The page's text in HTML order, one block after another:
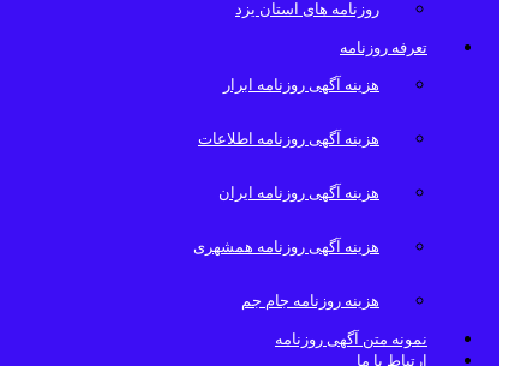
روزنامه های استان یزد
تعرفه روزنامه
هزینه آگهی روزنامه ابرار
هزینه آگهی روزنامه اطلاعات
هزینه آگهی روزنامه ایران
هزینه آگهی روزنامه همشهری
هزینه روزنامه جام جم
نمونه متن آگهی روزنامه
ارتباط با ما